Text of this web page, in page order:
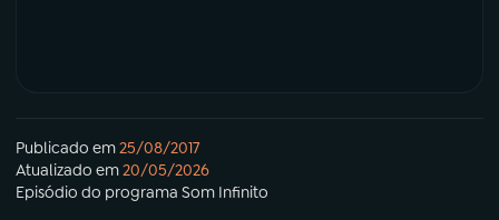
Publicado em25/08/2017
Atualizado em20/05/2026
Episódio do programa Som Infinito